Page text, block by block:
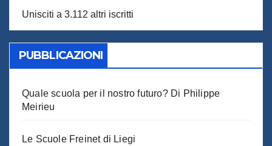
Unisciti a 3.112 altri iscritti
PUBBLICAZIONI
Quale scuola per il nostro futuro? Di Philippe
Meirieu
Le Scuole Freinet di Liegi